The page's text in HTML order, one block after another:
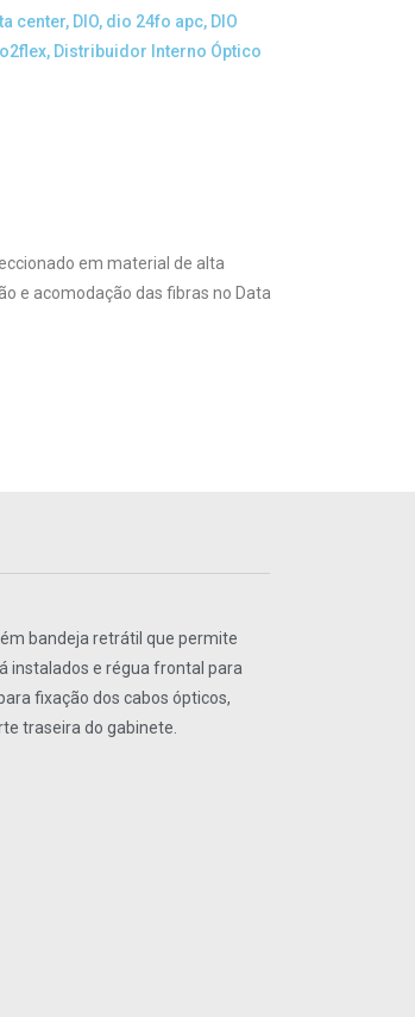
center, DIO, dio 24fo apc, DIO
, Distribuidor Interno Óptico
em material de alta
e acomodação das fibras no Data
bandeja retrátil que permite
instalados e régua frontal para
fixação dos cabos ópticos,
traseira do gabinete.